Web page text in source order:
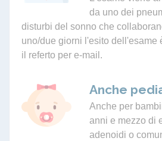
da uno dei
disturbi del sonno che
uno/due giorni l'esito dell'esame
il referto per e-mail.
Anche
Anche per
anni e mezzo di
adenoidi o